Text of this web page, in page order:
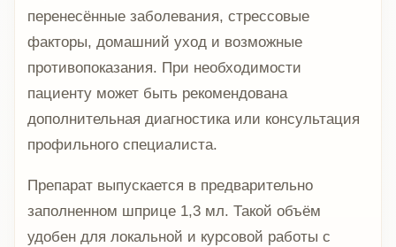
перенесённые заболевания, стрессовые
факторы, домашний уход и возможные
противопоказания. При необходимости
пациенту может быть рекомендована
дополнительная диагностика или консультация
профильного специалиста.
Препарат выпускается в предварительно
заполненном шприце 1,3 мл. Такой объём
удобен для локальной и курсовой работы с